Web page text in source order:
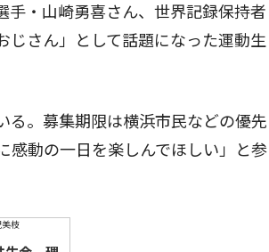
・山崎勇喜さん、世界記録保持者
じさん」として話題になった運動生
。募集期限は横浜市民などの優先
感動の一日を楽しんでほしい」と参